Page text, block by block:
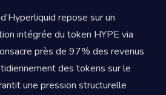
repose sur un
intégrée du token HYPE via
près de 97% des revenus
des tokens sur le
une pression structurelle